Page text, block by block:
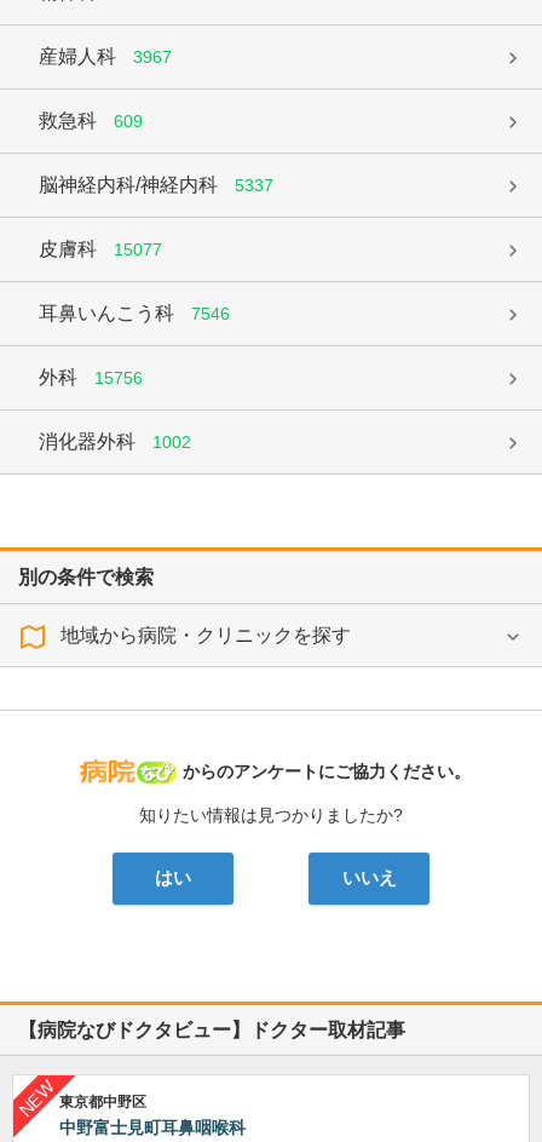
産婦人科 3967
救急科 609
脳神経内科/神経内科 5337
皮膚科 15077
耳鼻いんこう科 7546
外科 15756
消化器外科 1002
別の条件で検索
地域から病院・クリニックを探す
病院なび
からのアンケートにご協力ください。
知りたい情報は見つかりましたか?
はい いいえ
【病院なびドクタビュー】ドクター取材記事
東京都中野区
中野富士見町耳鼻咽喉科